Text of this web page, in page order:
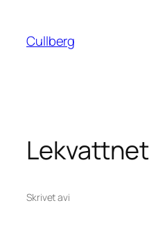
innehåll
Cullberg
Lekvattnet
Skrivet avi